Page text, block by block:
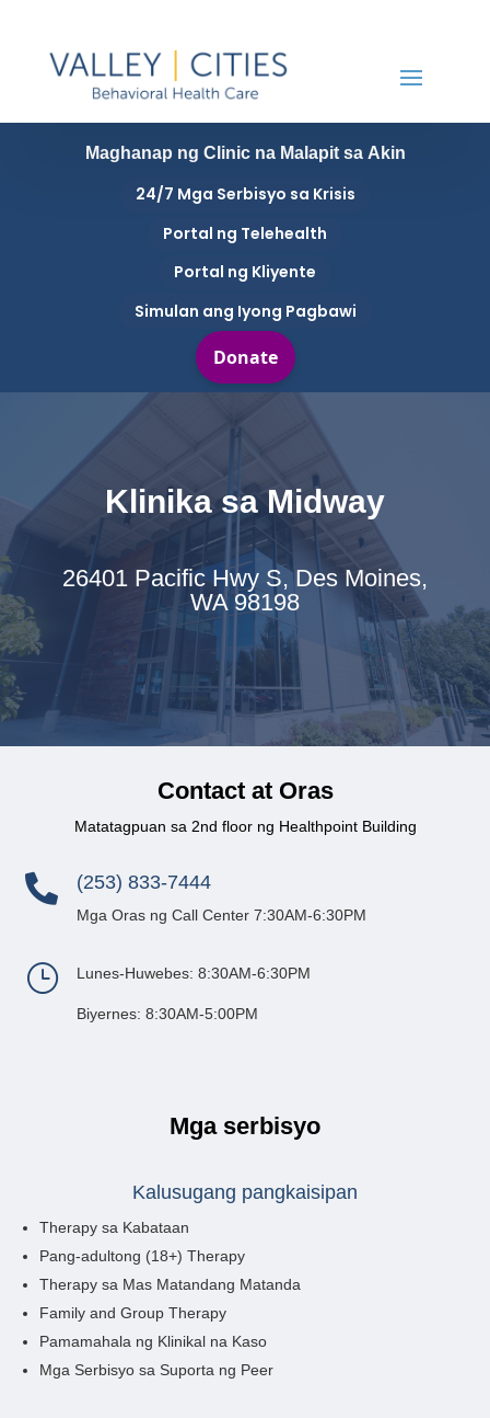
Maghanap ng Clinic na Malapit sa Akin
24/7 Mga Serbisyo sa Krisis
Portal ng Telehealth
Portal ng Kliyente
Simulan ang Iyong Pagbawi
Klinika sa Midway
26401 Pacific Hwy S, Des Moines,
WA 98198
Contact at Oras
Matatagpuan sa 2nd floor ng Healthpoint Building
 (253) 833-7444
Mga Oras ng Call Center 7:30AM-6:30PM
} Lunes-Huwebes: 8:30AM-6:30PM
Biyernes: 8:30AM-5:00PM
Mga serbisyo
Kalusugang pangkaisipan
Therapy sa Kabataan
Pang-adultong (18+) Therapy
Therapy sa Mas Matandang Matanda
Family and Group Therapy
Pamamahala ng Klinikal na Kaso
Mga Serbisyo sa Suporta ng Peer